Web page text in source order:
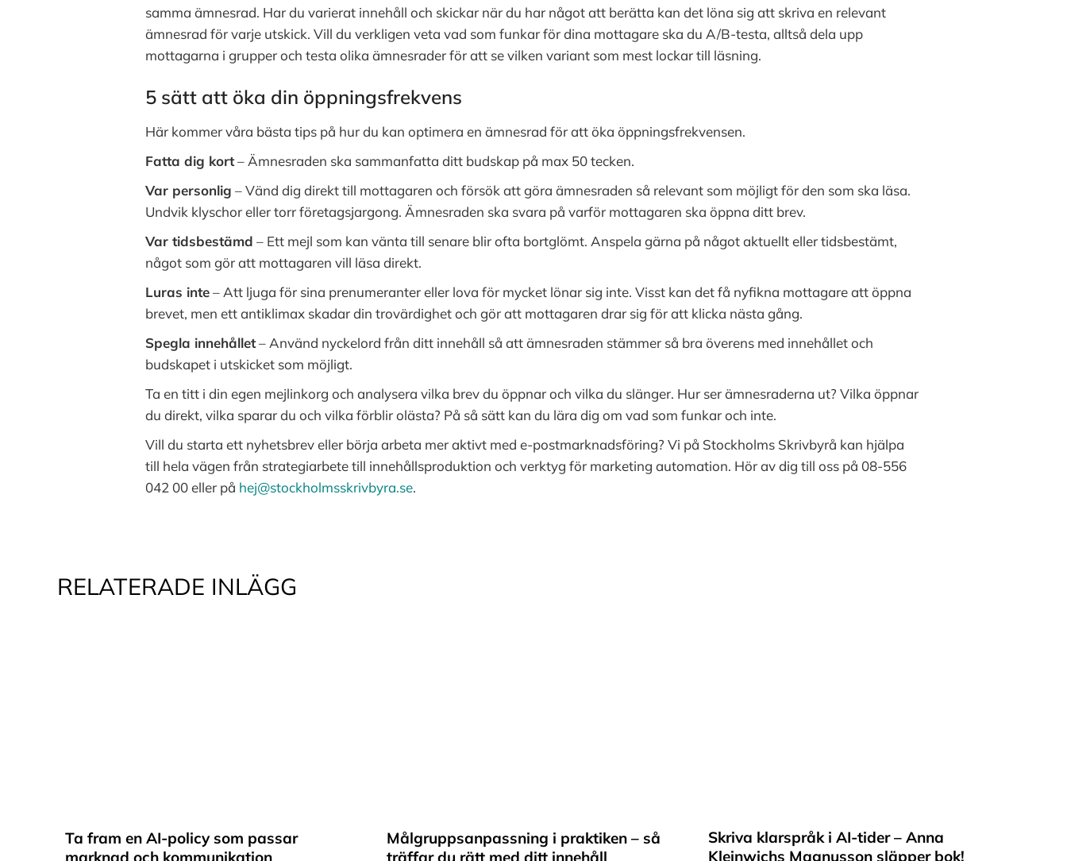
samma ämnesrad. Har du varierat innehåll och skickar när du har något att berätta kan det löna sig att skriva en relevant
ämnesrad för varje utskick. Vill du verkligen veta vad som funkar för dina mottagare ska du A/B-testa, alltså dela upp
mottagarna i grupper och testa olika ämnesrader för att se vilken variant som mest lockar till läsning.
5 sätt att öka din öppningsfrekvens
Här kommer våra bästa tips på hur du kan optimera en ämnesrad för att öka öppningsfrekvensen.
Fatta dig kort– Ämnesraden ska sammanfatta ditt budskap på max 50 tecken.
Var personlig – Vänd dig direkt till mottagaren och försök att göra ämnesraden så relevant som möjligt för den som ska läsa.
Undvik klyschor eller torr företagsjargong. Ämnesraden ska svara på varför mottagaren ska öppna ditt brev.
Var tidsbestämd – Ett mejl som kan vänta till senare blir ofta bortglömt. Anspela gärna på något aktuellt eller tidsbestämt,
något som gör att mottagaren vill läsa direkt.
Luras inte– Att ljuga för sina prenumeranter eller lova för mycket lönar sig inte. Visst kan det få nyfikna mottagare att öppna
brevet, men ett antiklimax skadar din trovärdighet och gör att mottagaren drar sig för att klicka nästa gång.
Spegla innehållet– Använd nyckelord från ditt innehåll så att ämnesraden stämmer så bra överens med innehållet och
budskapet i utskicket som möjligt.
Ta en titt i din egen mejlinkorg och analysera vilka brev du öppnar och vilka du slänger. Hur ser ämnesraderna ut? Vilka öppnar
du direkt, vilka sparar du och vilka förblir olästa? På så sätt kan du lära dig om vad som funkar och inte.
Vill du starta ett nyhetsbrev eller börja arbeta mer aktivt med e-postmarknadsföring? Vi på Stockholms Skrivbyrå kan hjälpa
till hela vägen från strategiarbete till innehållsproduktion och verktyg för marketing automation. Hör av dig till oss på 08-556
042 00 eller på hej@stockholmsskrivbyra.se.
RELATERADE INLÄGG
Ta fram en AI-policy som passar
marknad och kommunikation
Målgruppsanpassning i praktiken – så
träffar du rätt med ditt innehåll
Skriva klarspråk i AI-tider – Anna
Kleinwichs Magnusson släpper bok!